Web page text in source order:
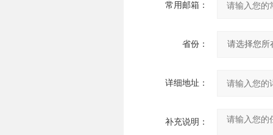
常用邮箱：
省份：
详细地址：
补充说明：